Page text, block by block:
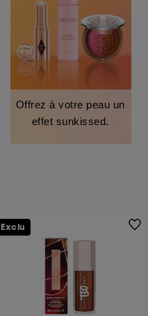
Offrez à votre peau un
effet sunkissed.
Exclu